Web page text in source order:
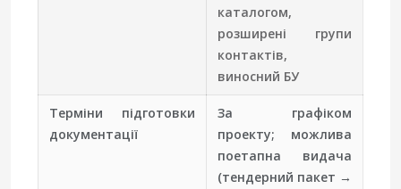
каталогом,
розширені групи
контактів,
виносний БУ
Терміни підготовки
документації
За графіком
проекту; можлива
поетапна видача
(тендерний пакет →